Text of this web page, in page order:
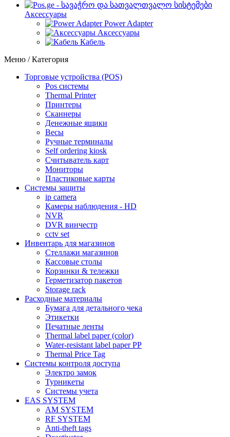
Аксессуары
Power Adapter
Аксессуары
Кабель
Меню / Категория
Торговые устройства (POS)
Pos системы
Thermal Printer
Принтеры
Сканнеры
Денежные ящики
Весы
Ручные терминалы
Self ordering kiosk
Считыватель карт
Мониторы
Пластиковые карты
Cистемы защиты
ip camera
Камеры наблюдения - HD
NVR
DVR винчестр
cctv set
Инвентарь для магазинов
Стеллажи магазинов
Кассовые столы
Корзинки & тележки
Герметизатор пакетов
Storage rack
Расходные материалы
Бумага для детального чека
Этикетки
Печатные ленты
Thermal label paper (color)
Water-resistant label paper PP
Thermal Price Tag
Системы контроля доступа
Электро замок
Турникеты
Cистемы учета
EAS SYSTEM
AM SYSTEM
RF SYSTEM
Anti-theft tags